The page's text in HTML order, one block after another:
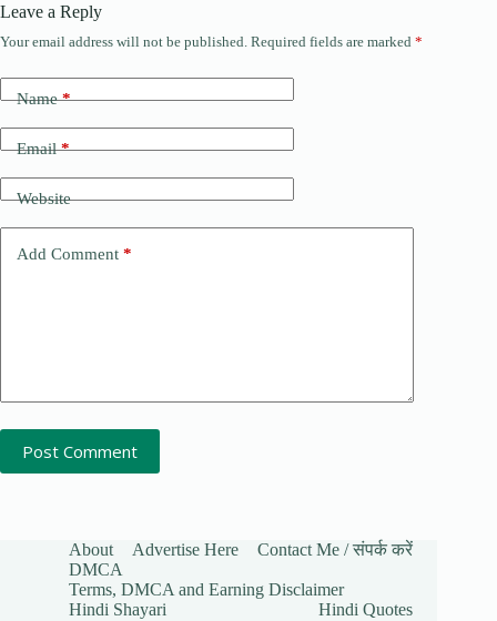
Leave a Reply
Your email address will not be published. Required fields are marked *
Name*
Email*
Website
Add Comment *
Post Comment
About Advertise Here
Contact Me / संपर्क करें
DMCA
Terms, DMCA and Earning Disclaimer
Hindi Shayari
Hindi Quotes